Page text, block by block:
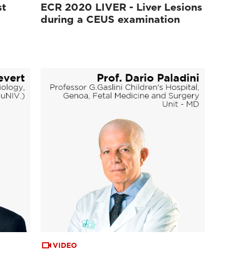
ECR 2020 LIVER - Liver Lesions
during a CEUS examination
VIDEO